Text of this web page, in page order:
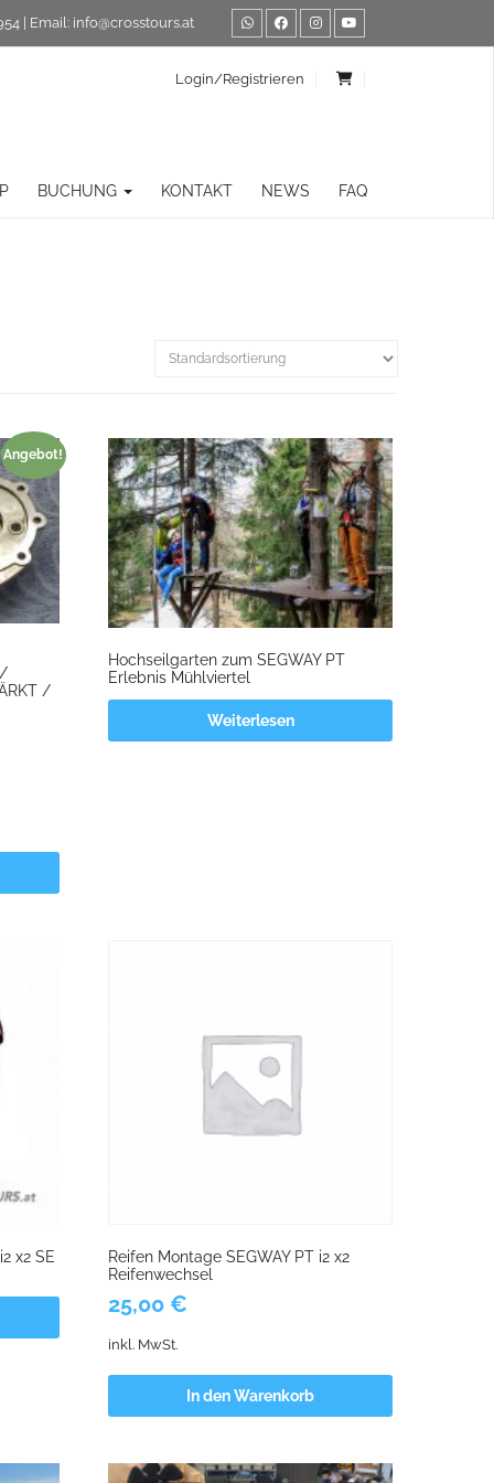
| Email: info@crosstours.at
Login/Registrieren
BUCHUNG KONTAKT NEWS FAQ
Angebot!
/
/
Hochseilgarten zum SEGWAY PT
Erlebnis Mühlviertel
Weiterlesen
x2 SE
Reifen Montage SEGWAY PT i2 x2
Reifenwechsel
25,00 €
inkl. MwSt.
In den Warenkorb